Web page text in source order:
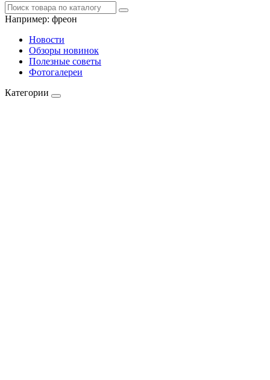
Например: фреон
Новости
Обзоры новинок
Полезные советы
Фотогалереи
Категории